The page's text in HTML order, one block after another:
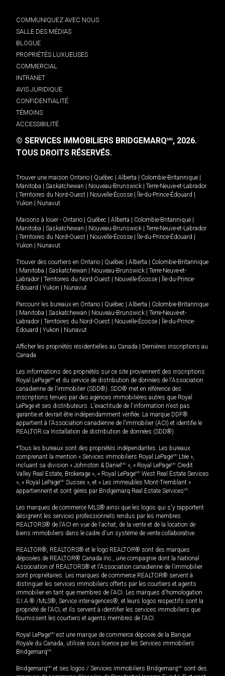
COMMUNIQUEZ AVEC NOUS
SALLE DES MÉDIAS
BLOGUE
PROPRIÉTÉS LUXUEUSES
COMMERCIAL
INTRANET
AVIS JURIDIQUE
CONFIDENTIALITÉ
TÉMOINS
ACCESSIBILITÉ
© SERVICES IMMOBILIERS BRIDGEMARQMD, 2026.
TOUS DROITS RÉSERVÉS.
Trouver une maison Ontario Québec Alberta Colombie-Britannique
Manitoba
Saskatchewan Nouveau-Brunswick
Terre-Neuve-et-Labrador
Territoires du Nord-Ouest Nouvelle-Écosse Île-du-Prince-Édouard
Yukon
Nunavut.
Maisons à louer - Ontario Québec Alberta Colombie-Britannique
Manitoba
Saskatchewan Nouveau-Brunswick
Terre-Neuve-et-Labrador
Territoires du Nord-Ouest Nouvelle-Écosse Île-du-Prince-Édouard
Yukon
Nunavut.
Trouver des courtiers en Ontario Québec Alberta
Colombie-Britannique
Manitoba Saskatchewan Nouveau-Brunswick
Terre-Neuve-et-
Labrador
Territoires du Nord-Ouest Nouvelle-Écosse
Île-du-Prince-
Édouard
Yukon Nunavut
Parcourir les bureaux en Ontario Québec Alberta
Colombie-Britannique
Manitoba Saskatchewan Nouveau-Brunswick
Terre-Neuve-et-
Labrador
Territoires du Nord-Ouest Nouvelle-Écosse
Île-du-Prince-
Édouard
Yukon Nunavut
Afficher les propriétés résidentielles au Canada
Dernières inscriptions au
Canada
Les informations des propriétés sur ce site proviennent des inscriptions
Royal LePageMD et du service de distribution de données de l'Association
canadienne de l’immobilier (SDD®). SDD® met en référence des
inscriptions tenues par des agences immobilières autres que Royal
LePage et ses distributeurs. L'exactitude de l'information n'est pas
garantie et devrait être indépendamment vérifiée. La marque DDF®
appartient à l'Association canadienne de l’immobilier (ACI) et identifie le
REALTOR.ca Installation de distribution de données (SDD®).
*Tous les bureaux sont des propriétés indépendantes. Les bureaux
comprenant la mention « Services immobiliers Royal LePageMD Ltée »,
incluant sa division « Johnston & Daniel MD », « Royal LePageMD Credit
Valley Real Estate, Brokerage », « Royal LePageMD West Real Estate Services
», « Royal LePageMD Sussex », et « Les immeubles Mont-Tremblant »
appartiennent et sont gérés par Bridgemarq Real Estate ServicesMD.
Les marques de commerce MLS® ainsi que les logos qui s'y rapportent
désignent les services professionnels rendus par les membres
REALTORS® de l'ACI en vue de l'achat, de la vente et de la location de
biens immobiliers dans le cadre d'un système de vente collaborative.
REALTOR®, REALTORS® et le logo REALTOR® sont des marques
déposées de REALTOR® Canada Inc., une compagnie dont la National
Association of REALTORS® et l'Association canadienne de l’immobilier
sont propriétaires. Les marques de commerce REALTOR® servent à
distinguer les services immobiliers offerts par les courtiers et agents
immobilier en tant que membres de l'ACI. Les marques d'homologation
S.I.A.® /MLS®, Service inter-agences®, et leurs logos respectifs sont la
propriété de l'ACI, et ils servent à identifier les services immobiliers que
fournissent les courtiers et agents membres de l'ACI.
Royal LePageMD est une marque de commerce déposée de la Banque
Royale du Canada, utilisée sous licence par les Services immobiliers
BridgemarqMD.
BridgemarqMD et ses logos / Services immobiliers BridgemarqMD sont des